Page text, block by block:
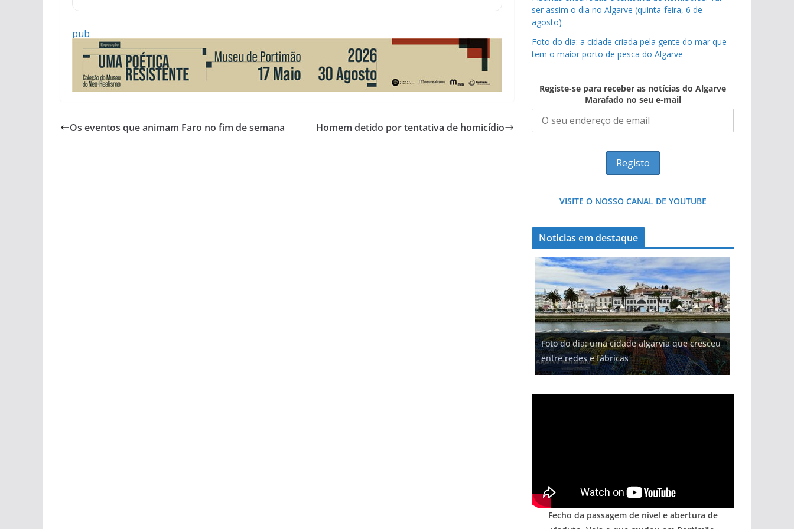
pub
Os eventos que animam Faro no fim de semana Homem detido por tentativa de homicídio
ser assim o dia no Algarve (quinta-feira, 6 de
agosto)
Foto do dia: a cidade criada pela gente do mar que
tem o maior porto de pesca do Algarve
Registe-se para receber as notícias do Algarve
Marafado no seu e-mail
VISITE O NOSSO CANAL DE YOUTUBE
Notícias em destaque
Foto do dia: uma cidade algarvia que cresceu
entre redes e fábricas
Fecho da passagem de nível e abertura de